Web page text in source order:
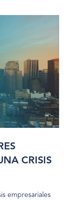
CRISIS
empresariales